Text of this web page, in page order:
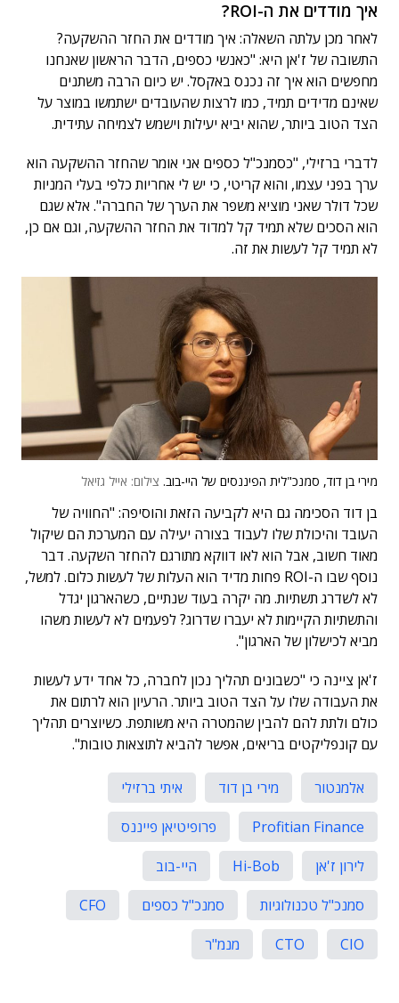
איך מודדים את ה-ROI?
לאחר מכן עלתה השאלה: איך מודדים את החזר ההשקעה?
התשובה של ז'אן היא: "כאנשי כספים, הדבר הראשון שאנחנו
מחפשים הוא איך זה נכנס באקסל. יש כיום הרבה משתנים
שאינם מדידים תמיד, כמו לרצות שהעובדים ישתמשו במוצר על
הצד הטוב ביותר, שהוא יביא יעילות וישמש לצמיחה עתידית.
לדברי ברזילי, "כסמנכ"ל כספים אני אומר שהחזר ההשקעה הוא
ערך בפני עצמו, והוא קריטי, כי יש לי אחריות כלפי בעלי המניות
שכל דולר שאני מוציא משפר את הערך של החברה". אלא שגם
הוא הסכים שלא תמיד קל למדוד את החזר ההשקעה, וגם אם כן,
לא תמיד קל לעשות את זה.
מירי בן דוד, סמנכ"לית הפיננסים של היי-בוב. צילום: אייל גזיאל
בן דוד הסכימה גם היא לקביעה הזאת והוסיפה: "החוויה של
העובד והיכולת שלו לעבוד בצורה יעילה עם המערכת הם שיקול
מאוד חשוב, אבל הוא לאו דווקא מתורגם להחזר השקעה. דבר
נוסף שבו ה-ROI פחות מדיד הוא העלות של לעשות כלום. למשל,
לא לשדרג תשתיות. מה יקרה בעוד שנתיים, כשהארגון יגדל
והתשתיות הקיימות לא יעברו שדרוג? לפעמים לא לעשות משהו
מביא לכישלון של הארגון".
ז'אן ציינה כי "כשבונים תהליך נכון לחברה, כל אחד ידע לעשות
את העבודה שלו על הצד הטוב ביותר. הרעיון הוא לרתום את
כולם ולתת להם להבין שהמטרה היא משותפת. כשיוצרים תהליך
עם קונפליקטים בריאים, אפשר להביא לתוצאות טובות".
אלמנטור מירי בן דוד
איתי ברזילי
Profitian Finance
פרופיטיאן פייננס
לירון ז'אן
Hi-Bob
היי-בוב
סמנכ"ל טכנולוגיות
סמנכ"ל כספים
CFO
CIO
CTO מנמ"ר